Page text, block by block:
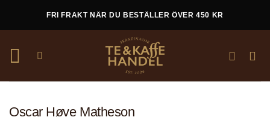
FRI FRAKT NÄR DU BESTÄLLER ÖVER 450 KR
Oscar Høve Matheson